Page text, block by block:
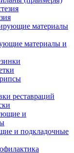
материалы и
реставраций
и подкладочные